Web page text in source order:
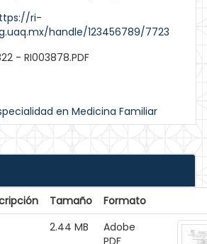
ri-
handle/123456789/7723
- RI003878.PDF
en Medicina Familiar
Tamaño
Formato
2.44 MB
Adobe
PDF